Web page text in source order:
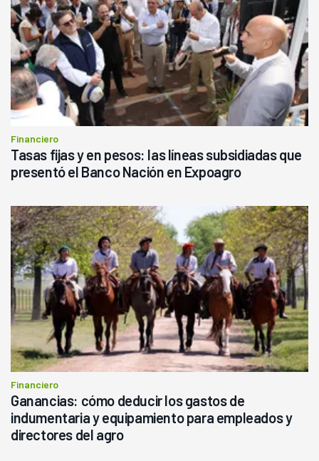
Financiero
Tasas fijas y en pesos: las líneas subsidiadas que
presentó el Banco Nación en Expoagro
Financiero
Ganancias: cómo deducir los gastos de
indumentaria y equipamiento para empleados y
directores del agro